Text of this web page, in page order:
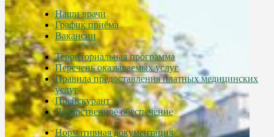
Наши врачи
График приёма
Вакансии
Территориальная программа
Перечень оказываемых услуг
Правила предоставления платных медицинских
услуг
Прейскурант
Лекарственное обеспечение
Нормативная документация